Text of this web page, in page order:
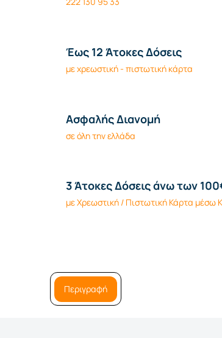
Έως 12 Άτοκες Δόσεις
με χρεωστική - πιστωτική κάρτα
Ασφαλής Διανομή
σε όλη την ελλάδα
3 Άτοκες Δόσεις άνω των
με Χρεωστική / Πιστωτική Κάρτα μέσω
Περιγραφή